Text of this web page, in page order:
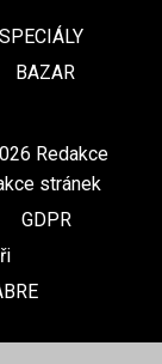
SPECIÁLY
BAZAR
Redakce
stránek
GDPR